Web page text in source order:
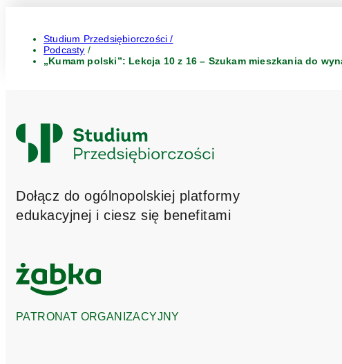
Studium Przedsiębiorczości /
Podcasty /
„Kumam polski”: Lekcja 10 z 16 – Szukam mieszkania do
Logo
Studium
Dołącz do ogólnopolskiej platformy
edukacyjnej i ciesz się benefitami
PATRONAT ORGANIZACYJNY